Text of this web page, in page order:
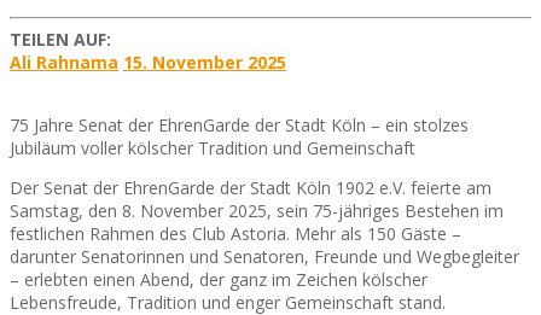
TEILEN AUF:
Ali Rahnama 15. November 2025
75 Jahre Senat der EhrenGarde der Stadt Köln – ein stolzes
Jubiläum voller kölscher Tradition und Gemeinschaft
Der Senat der EhrenGarde der Stadt Köln 1902 e.V. feierte am
Samstag, den 8. November 2025, sein 75-jähriges Bestehen im
festlichen Rahmen des Club Astoria. Mehr als 150 Gäste –
darunter Senatorinnen und Senatoren, Freunde und Wegbegleiter
– erlebten einen Abend, der ganz im Zeichen kölscher
Lebensfreude, Tradition und enger Gemeinschaft stand.